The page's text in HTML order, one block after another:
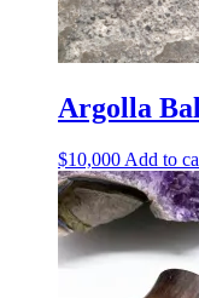
Argolla
$10,000 Add to